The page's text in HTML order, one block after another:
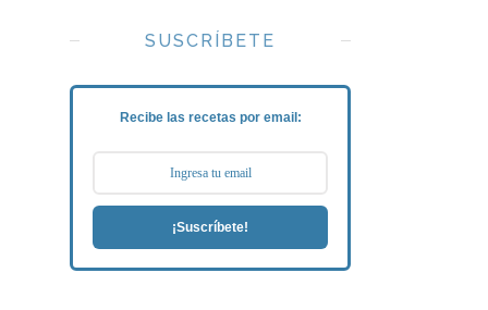
SUSCRÍBETE
Recibe las recetas por email:
¡Suscríbete!